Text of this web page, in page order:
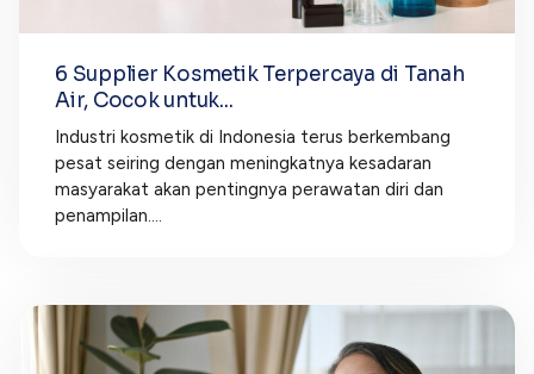
6 Supplier Kosmetik Terpercaya di Tanah
Air, Cocok untuk...
Industri kosmetik di Indonesia terus berkembang
pesat seiring dengan meningkatnya kesadaran
masyarakat akan pentingnya perawatan diri dan
penampilan....